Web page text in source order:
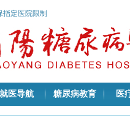
指定医院限制
就医导航 糖尿病教育 医